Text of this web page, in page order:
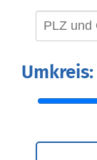
Umkreis: